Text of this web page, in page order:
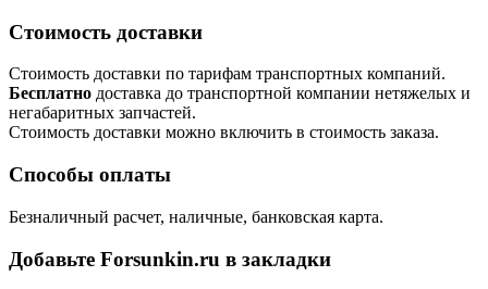
Стоимость доставки
Стоимость доставки по тарифам транспортных компаний.
Бесплатно доставка до транспортной компании нетяжелых и
негабаритных запчастей.
Стоимость доставки можно включить в стоимость заказа.
Способы оплаты
Безналичный расчет, наличные, банковская карта.
Добавьте Forsunkin.ru в закладки